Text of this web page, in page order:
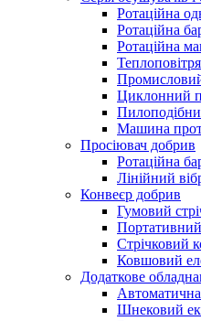
Ротаційна
Ротаційна
Ротаційна
Циклонний
Машина
Просіювач добрив
Ротаційна
Лінійний
Конвеєр добрив
Гумовий
Стрічковий
Ковшовий
Додаткове
Шнековий